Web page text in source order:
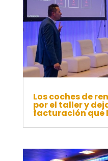
Los coches de
por el taller y
facturación que